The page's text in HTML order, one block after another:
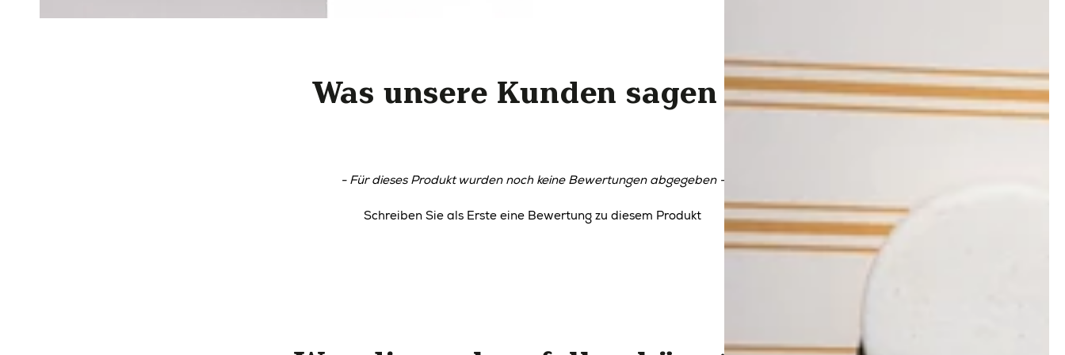
Was unsere Kunden sagen ...
- Für dieses Produkt wurden noch keine Bewertungen abgegeben -
Schreiben Sie als Erste eine Bewertung zu diesem Produkt